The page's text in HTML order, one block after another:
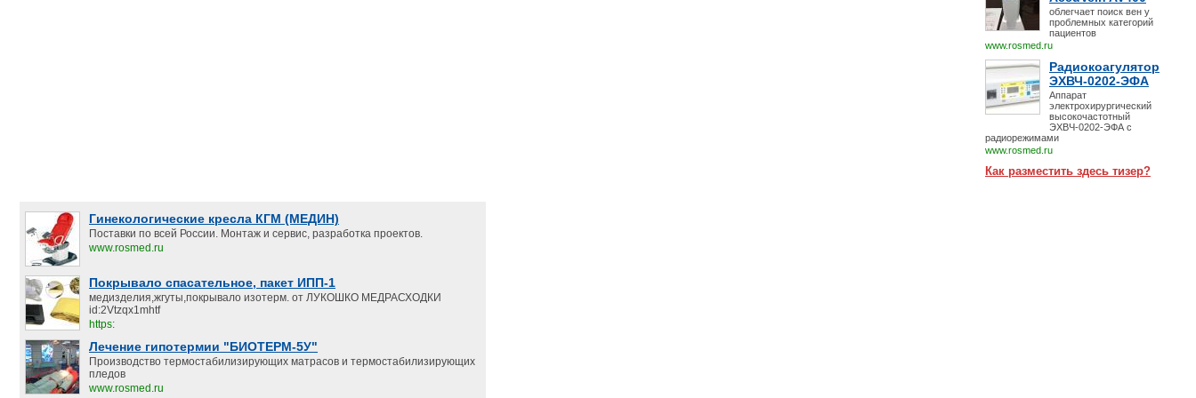
облегчает поиск вен у
проблемных категорий
пациентов
www.rosmed.ru
Радиокоагулятор
ЭХВЧ-0202-ЭФА
Аппарат
электрохирургический
высокочастотный
ЭХВЧ-0202-ЭФА с
радиорежимами
www.rosmed.ru
Как разместить здесь тизер?
Гинекологические кресла КГМ (МЕДИН)
Поставки по всей России. Монтаж и сервис, разработка проектов.
www.rosmed.ru
Покрывало спасательное, пакет ИПП-1
медизделия,жгуты,покрывало изотерм. от ЛУКОШКО МЕДРАСХОДКИ
id:2Vtzqx1mhtf
https:
Лечение гипотермии "БИОТЕРМ-5У"
Производство термостабилизирующих матрасов и термостабилизирующих
пледов
www.rosmed.ru